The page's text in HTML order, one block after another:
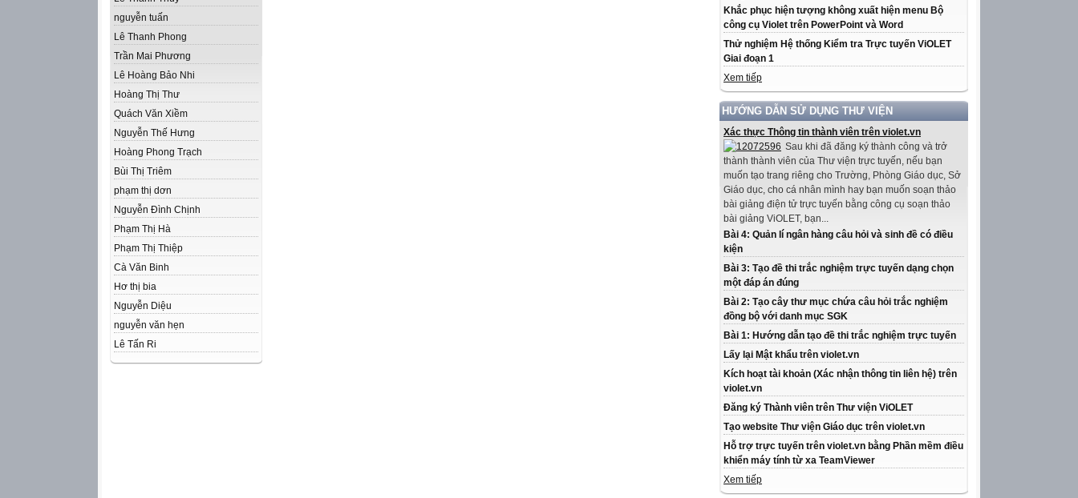
nguyễn tuấn
Lê Thanh Phong
Trần Mai Phương
Lê Hoàng Bảo Nhi
Hoàng Thị Thư
Quách Văn Xiềm
Nguyễn Thế Hưng
Hoàng Phong Trạch
Bùi Thị Triêm
phạm thị dơn
Nguyễn Đình Chịnh
Phạm Thị Hà
Phạm Thị Thiệp
Cà Văn Binh
Hơ thị bia
Nguyễn Diệu
nguyễn văn hẹn
Lê Tấn Ri
Khắc phục hiện tượng không xuất hiện menu Bộ
công cụ Violet trên PowerPoint và Word
Thử nghiệm Hệ thống Kiểm tra Trực tuyến ViOLET
Giai đoạn 1
Xem tiếp
HƯỚNG DẪN SỬ DỤNG THƯ VIỆN
Xác thực Thông tin thành viên trên violet.vn
Sau khi đã đăng ký thành công và trở
thành thành viên của Thư viện trực tuyến, nếu bạn
muốn tạo trang riêng cho Trường, Phòng Giáo dục, Sở
Giáo dục, cho cá nhân mình hay bạn muốn soạn thảo
bài giảng điện tử trực tuyến bằng công cụ soạn thảo
bài giảng ViOLET, bạn...
Bài 4: Quản lí ngân hàng câu hỏi và sinh đề có điều
kiện
Bài 3: Tạo đề thi trắc nghiệm trực tuyến dạng chọn
một đáp án đúng
Bài 2: Tạo cây thư mục chứa câu hỏi trắc nghiệm
đồng bộ với danh mục SGK
Bài 1: Hướng dẫn tạo đề thi trắc nghiệm trực tuyến
Lấy lại Mật khẩu trên violet.vn
Kích hoạt tài khoản (Xác nhận thông tin liên hệ) trên
violet.vn
Đăng ký Thành viên trên Thư viện ViOLET
Tạo website Thư viện Giáo dục trên violet.vn
Hỗ trợ trực tuyến trên violet.vn bằng Phần mềm điều
khiển máy tính từ xa TeamViewer
Xem tiếp